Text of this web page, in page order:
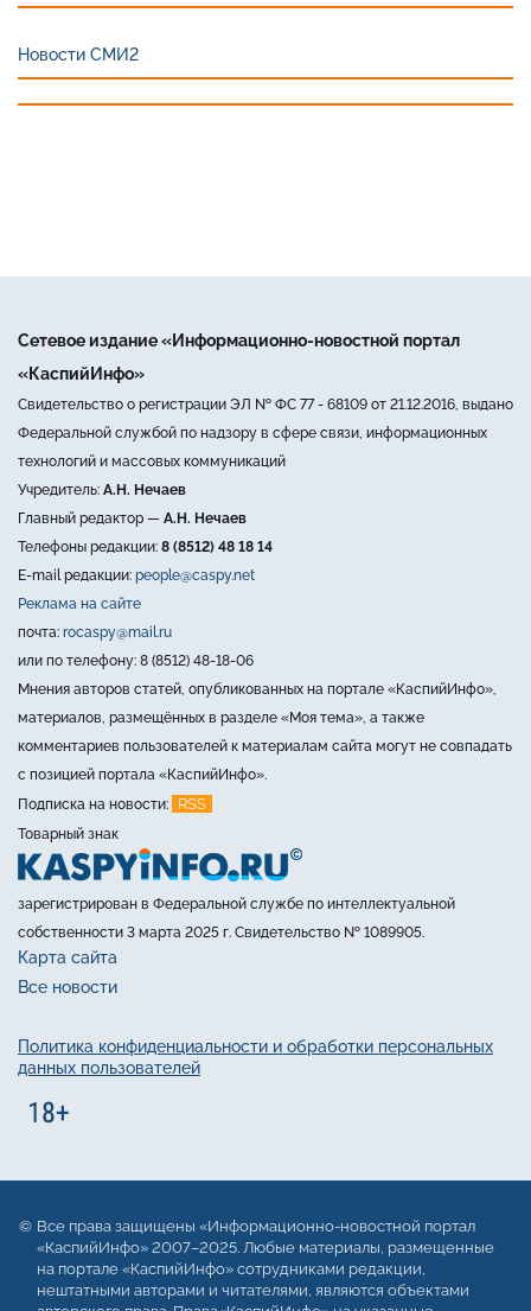
Новости СМИ2
Сетевое издание «Информационно-новостной портал
«КаспийИнфо»
Свидетельство о регистрации ЭЛ № ФС 77 - 68109 от 21.12.2016, выдано
Федеральной службой по надзору в сфере связи, информационных
технологий и массовых коммуникаций
Учредитель: А.Н. Нечаев
Главный редактор — А.Н. Нечаев
Телефоны редакции: 8 (8512) 48 18 14
E-mail редакции: people@caspy.net
Реклама на сайте
почта: rocaspy@mail.ru
или по телефону: 8 (8512) 48-18-06
Мнения авторов статей, опубликованных на портале «КаспийИнфо»,
материалов, размещённых в разделе «Моя тема», а также
комментариев пользователей к материалам сайта могут не совпадать
с позицией портала «КаспийИнфо».
Подписка на новости:
RSS
Товарный знак
зарегистрирован в Федеральной службе по интеллектуальной
собственности 3 марта 2025 г. Свидетельство № 1089905.
Карта сайта
Все новости
Политика конфиденциальности и обработки персональных
данных пользователей
Все права защищены «Информационно-новостной портал
«КаспийИнфо» 2007–2025. Любые материалы, размещенные
на портале «КаспийИнфо» сотрудниками редакции,
нештатными авторами и читателями, являются объектами